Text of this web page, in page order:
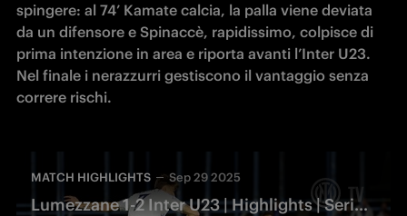
spingere: al 74’ Kamate calcia, la palla viene deviata
da un difensore e Spinaccè, rapidissimo, colpisce di
prima intenzione in area e riporta avanti l’Inter U23.
Nel finale i nerazzurri gestiscono il vantaggio senza
correre rischi.
MATCH HIGHLIGHTS Sep 29 2025
Lumezzane 1-2 Inter U23 | Highlights | Serie C